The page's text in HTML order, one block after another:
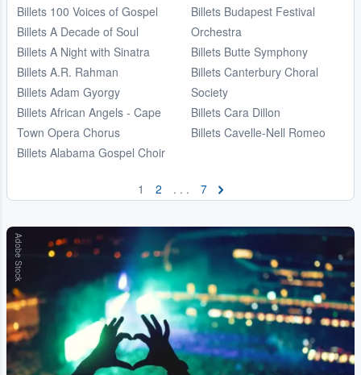
Billets 100 Voices of Gospel
Billets A Decade of Soul
Billets A Night with Sinatra
Billets A.R. Rahman
Billets Adam Gyorgy
Billets African Angels - Cape
Town Opera Chorus
Billets Alabama Gospel Choir
Billets Budapest Festival
Orchestra
Billets Butte Symphony
Billets Canterbury Choral
Society
Billets Cara Dillon
Billets Cavelle-Nell Romeo
1 2 . . . 7
Adobe Stock